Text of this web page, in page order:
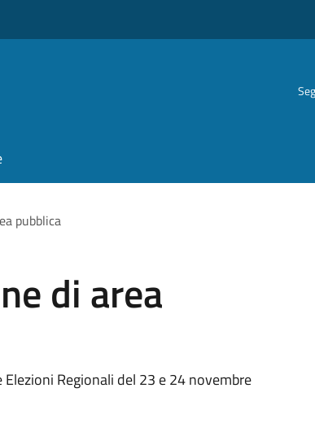
pubblica
di area
Regionali del 23 e 24 novembre